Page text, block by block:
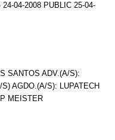
24-04-2008 PUBLIC 25-04-
SANTOS ADV.(A/S):
AGDO.(A/S): LUPATECH
MEISTER